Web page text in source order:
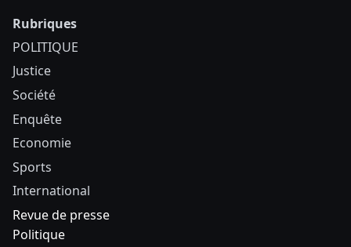
Rubriques
POLITIQUE
Justice
Société
Enquête
Economie
Sports
International
Revue de presse
Politique